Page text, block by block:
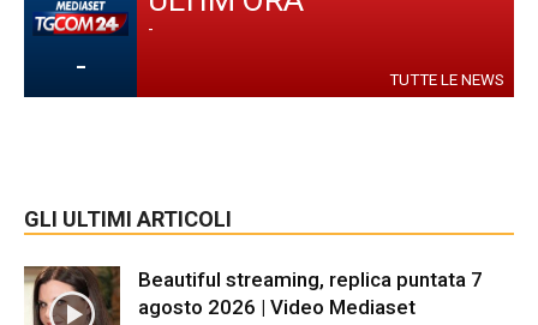
-
-
TUTTE LE NEWS
GLI ULTIMI ARTICOLI
Beautiful streaming, replica puntata 7
agosto 2026 | Video Mediaset